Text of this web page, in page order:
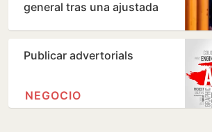
general tras una ajustada
Publicar advertorials
NEGOCIO